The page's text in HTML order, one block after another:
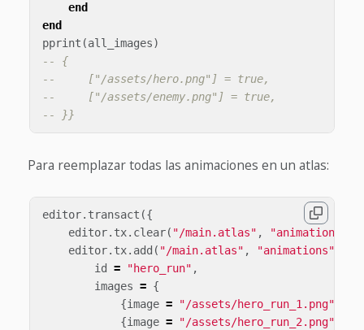
end
end
pprint (all_images)
-- {
--     ["/assets/hero.png"] = true,
--     ["/assets/enemy.png"] = true,
-- }}
Para reemplazar todas las animaciones en un atlas:
editor. transact ({
editor. tx. clear( "/main.atlas" , "animations"
editor. tx. add ( "/main.atlas" , "animations"
id
= "hero_run" ,
images = {
{image = "/assets/hero_run_1.png"
{image = "/assets/hero_run_2.png"